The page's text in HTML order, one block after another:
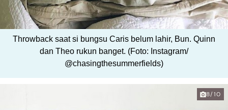
Throwback saat si bungsu Caris belum lahir, Bun. Quinn
dan Theo rukun banget. (Foto: Instagram/
@chasingthesummerfields)
8/10